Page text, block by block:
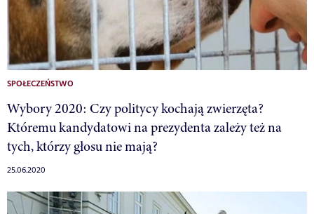
SPOŁECZEŃSTWO
Wybory 2020: Czy politycy kochają zwierzęta?
Któremu kandydatowi na prezydenta zależy też na
tych, którzy głosu nie mają?
25.06.2020